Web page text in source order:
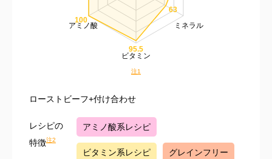
63
95.5
100
ミネラル
ビタミン
アミノ酸
注1
ローストビーフ+付け合わせ
レシピの
特徴注2
アミノ酸系レシピ
ビタミン系レシピ グレインフリー